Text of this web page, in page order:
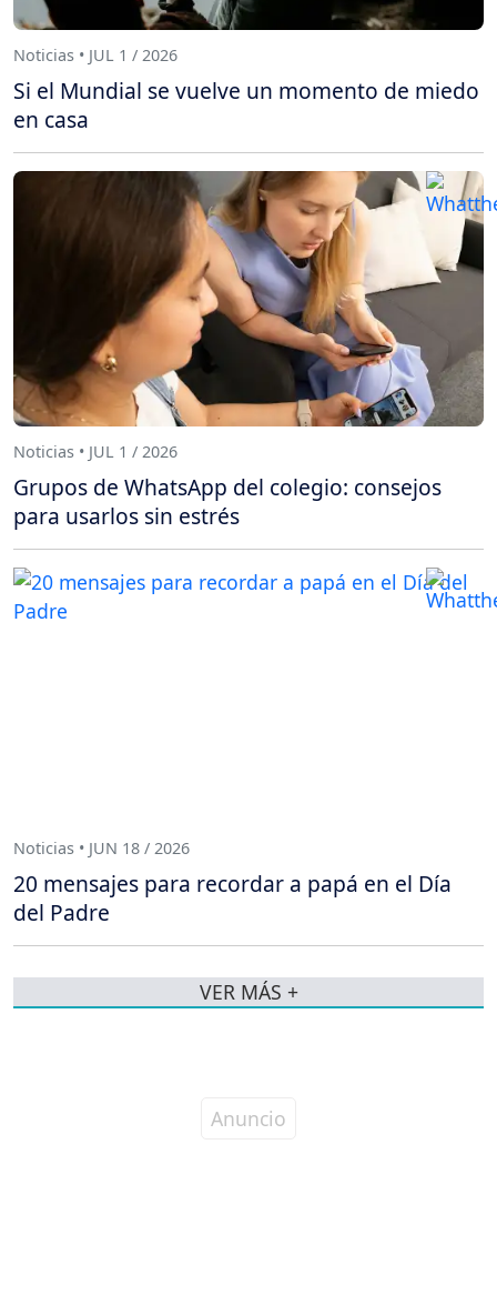
Noticias • JUL 1 / 2026
Si el Mundial se vuelve un momento de miedo
en casa
Noticias • JUL 1 / 2026
Grupos de WhatsApp del colegio: consejos
para usarlos sin estrés
Noticias • JUN 18 / 2026
20 mensajes para recordar a papá en el Día
del Padre
VER MÁS +